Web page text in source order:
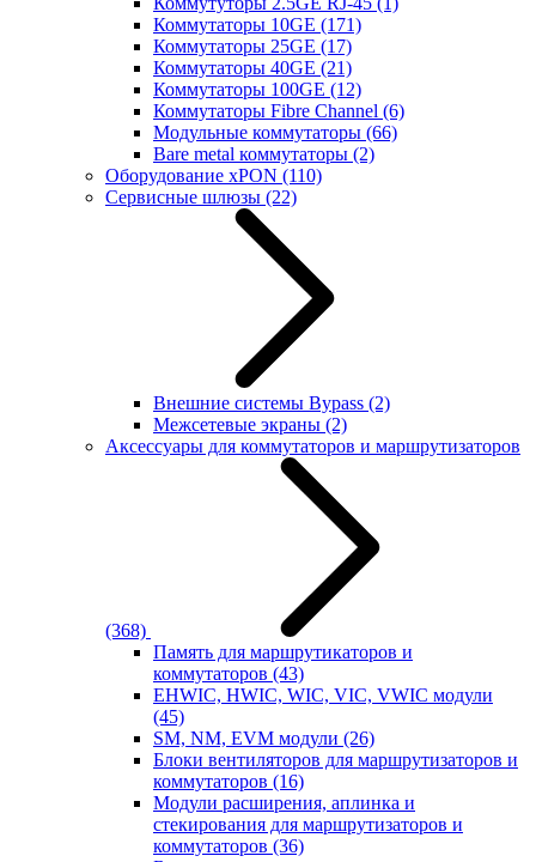
Коммутаторы 10GE (171)
Коммутаторы 25GE (17)
Коммутаторы 40GE (21)
Коммутаторы 100GE (12)
Коммутаторы Fibre Channel (6)
Модульные коммутаторы (66)
Bare metal коммутаторы (2)
Оборудование xPON (110)
Сервисные шлюзы (22)
Внешние системы Bypass (2)
Межсетевые экраны (2)
Аксессуары для коммутаторов и маршрутизаторов
(368)
Память для маршрутикаторов и
коммутаторов (43)
EHWIC, HWIC, WIC, VIC, VWIC модули
(45)
SM, NM, EVM модули (26)
Блоки вентиляторов для маршрутизаторов и
коммутаторов (16)
Модули расширения, аплинка и
стекирования для маршрутизаторов и
коммутаторов (36)